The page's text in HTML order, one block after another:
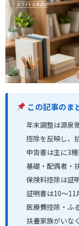
この記事のま
年末調整は源泉
控除を反映し、
申告書は主に3
基礎・配偶者・
保険料控除は証
証明書は10〜11
医療費控除・ふ
扶養家族がいな